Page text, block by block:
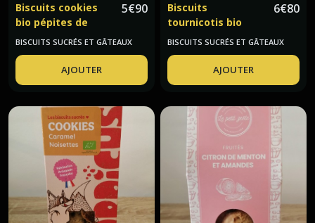
Biscuits cookies
bio pépites de
chocolat noir 70 %
Mordicus
5€90
BISCUITS SUCRÉS ET GÂTEAUX
AJOUTER
Biscuits
tournicotis bio
orange de Menton
Mordicus
6€80
BISCUITS SUCRÉS ET GÂTEAUX
AJOUTER